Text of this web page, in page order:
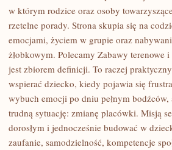
ROZWÓJ
EMOCJONALNO-
SPOŁECZNY
w którym rodzice oraz osoby
rzetelne porady. Strona skupia się na
emocjami, życiem w grupie oraz
żłobkowym. Polecamy Zabawy terenowe
jest zbiorem definicji. To raczej
wspierać dziecko, kiedy pojawia się
wybuch emocji po dniu pełnym
trudną sytuację: zmianę placówki. Misją
dorosłym i jednocześnie budować w
zaufanie, samodzielność, kompetencje